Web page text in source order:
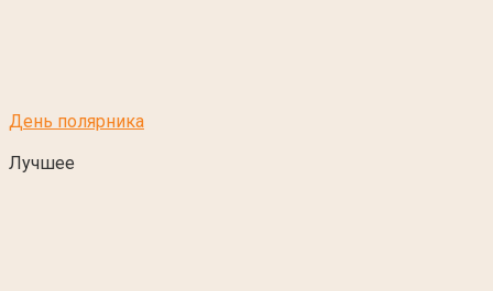
День полярника
Лучшее